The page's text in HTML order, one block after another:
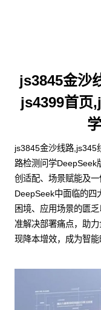
js3845金沙
js4399首页
js3845金沙线路,js345
路检测问学
创适配、场景赋能及
DeepSeek中面临的四
困境、应用场景的匮
准解决部署痛点，助
现降本增效，成为智能